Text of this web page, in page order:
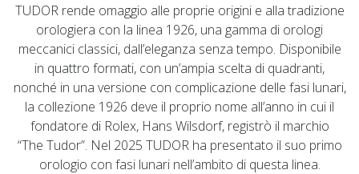
TUDOR rende omaggio alle proprie origini e alla tradizione
orologiera con la linea 1926, una gamma di orologi
meccanici classici, dall’eleganza senza tempo. Disponibile
in quattro formati, con un’ampia scelta di quadranti,
nonché in una versione con complicazione delle fasi lunari,
la collezione 1926 deve il proprio nome all’anno in cui il
fondatore di Rolex, Hans Wilsdorf, registrò il marchio
“The Tudor”. Nel 2025 TUDOR ha presentato il suo primo
orologio con fasi lunari nell’ambito di questa linea.